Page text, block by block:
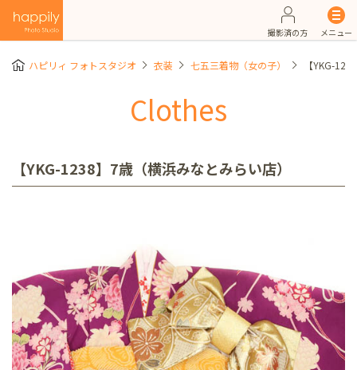
撮影済の方 メニュー
ハピリィ フォトスタジオ 衣装 七五三着物（女の子） 【YKG-
Clothes
【YKG-1238】7歳（横浜みなとみらい店）